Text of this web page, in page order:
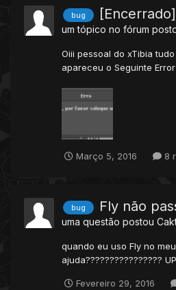
bug
um tópico no fórum
Oiii pessoal do xTibia
apareceu o Seguinte Error
Março 5, 2016 8
bug Fly não
uma questão postou
quando eu uso Fly no
ajuda????????????????
Fevereiro 29, 2016